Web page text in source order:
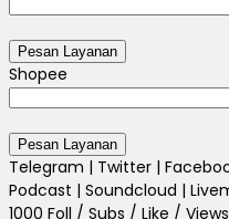
Shopee
Telegram | Twitter |
Podcast | Soundcloud |
1000 Foll / Subs / Like /